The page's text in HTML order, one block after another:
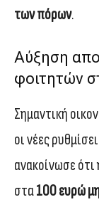
των πόρων.
Αύξηση
φοιτητών
Σημαντική
οι νέες
ανακοίνωσε ότι
στα100 ευρώ